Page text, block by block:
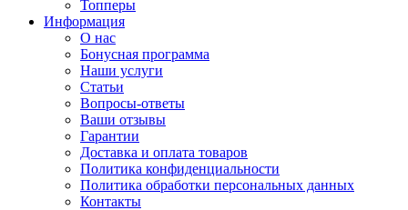
Топперы
Информация
О нас
Бонусная программа
Наши услуги
Статьи
Вопросы-ответы
Ваши отзывы
Гарантии
Доставка и оплата товаров
Политика конфиденциальности
Политика обработки персональных данных
Контакты